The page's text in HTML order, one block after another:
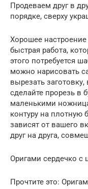
Продеваем друг в
порядке, сверху
Хорошее
быстрая работа,
этого потребуется
можно нарисовать
вырезать
сделайте прорезь в
маленькими
контуру на плотную
зависят от вашего
друг на друга,
Оригами сердечко с
Прочтите это: